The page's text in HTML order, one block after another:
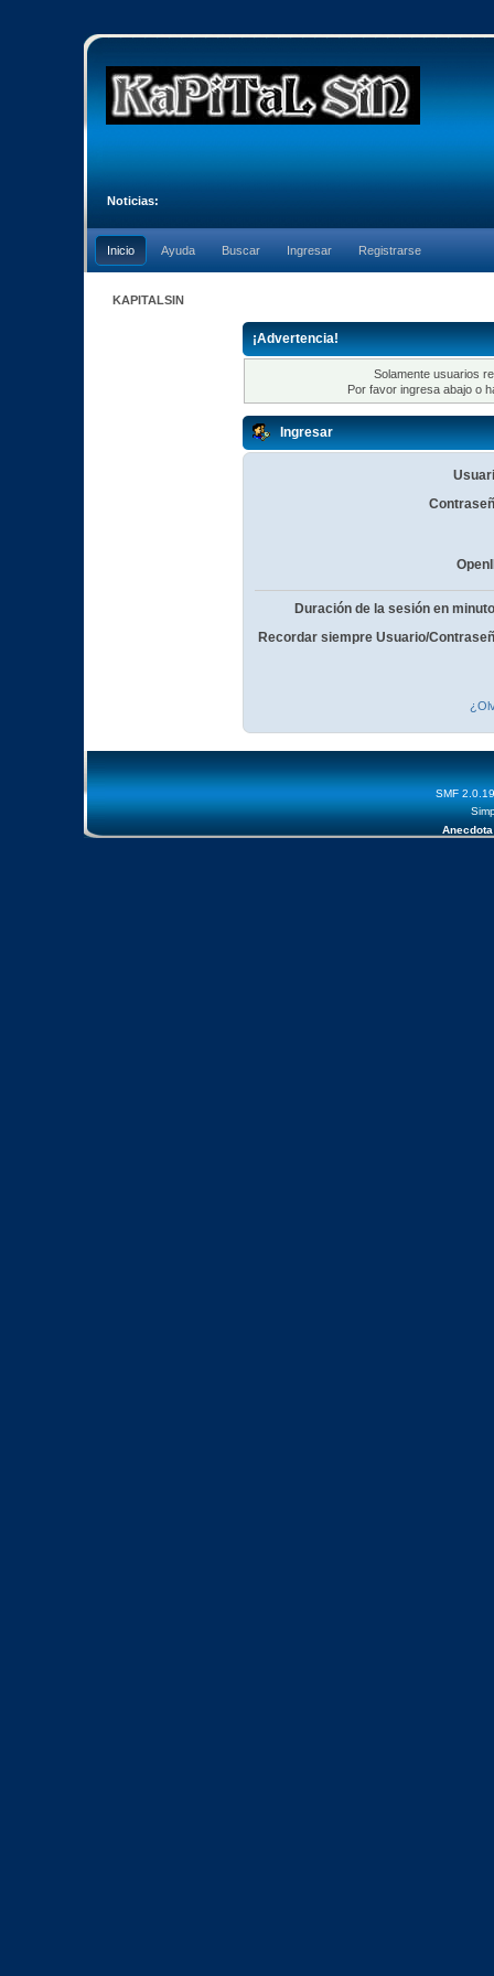
Noticias:
Inicio Ayuda Buscar Ingresar Registrarse
KAPITALSIN
¡Advertencia!
Solamente usuarios
Por favor ingresa abajo o
Ingresar
Duración de la sesión en
Recordar siempre Usuario/
SMF 2.0.19
Anecdota